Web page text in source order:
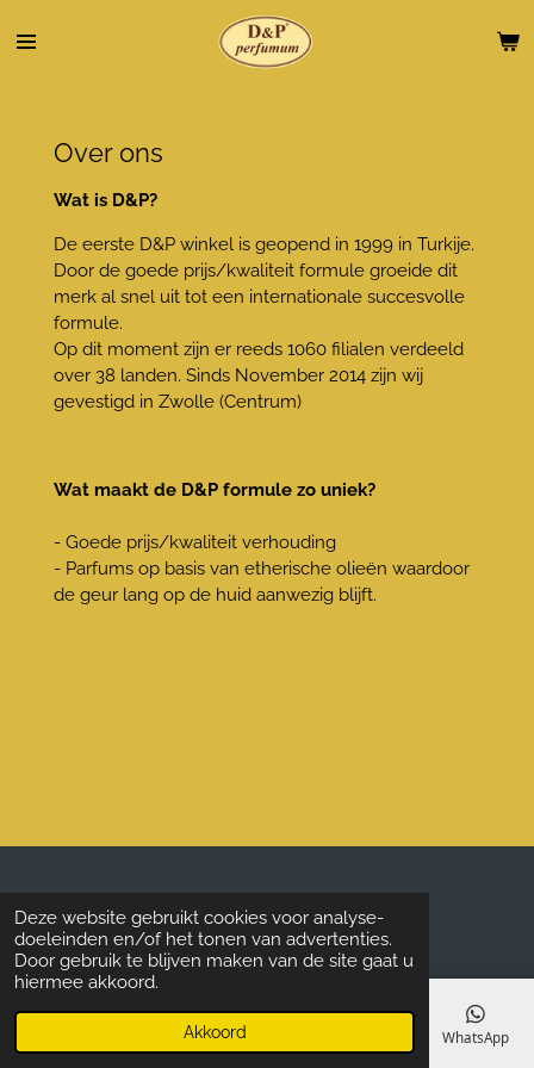
Deze website gebruikt cookies voor analyse-
doeleinden en/of het tonen van advertenties.
Door gebruik te blijven maken van de site gaat u
hiermee akkoord.
Akkoord
direct
Over ons
Wat is D&P?
De eerste D&P winkel is geopend in 1999 in Turkije.
Door de goede prijs/kwaliteit formule groeide dit
merk al snel uit tot een internationale succesvolle
formule.
Op dit moment zijn er reeds 1060 filialen verdeeld
over 38 landen. Sinds November 2014 zijn wij
gevestigd in Zwolle (Centrum)
Wat maakt de D&P formule zo uniek?
- Goede prijs/kwaliteit verhouding
- Parfums op basis van etherische olieën waardoor
de geur lang op de huid aanwezig blijft.
© 2014 - 2026 D&P Parfum Zwolle
Telefoonnummer WhatsApp